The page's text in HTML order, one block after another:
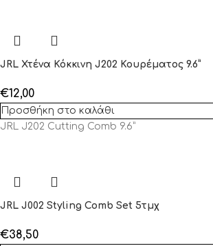
JRL Χτένα Κόκκινη J202 Κουρέματος 9.6”
€12,00
Προσθήκη στο καλάθι
JRL J202 Cutting Comb 9.6”
JRL J002 Styling Comb Set 5τμχ
€38,50